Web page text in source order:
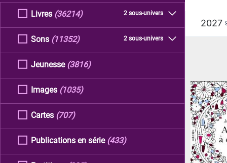
Livres 2 sous-univers
(36214)
Sons 2 sous-univers
(11352)
Jeunesse (3816)
Images (1035)
Cartes (707)
Publications en série (433)
2027